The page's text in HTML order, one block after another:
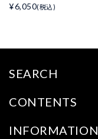
¥6,050(税込)
SEARCH
CONTENTS
INFORMATION